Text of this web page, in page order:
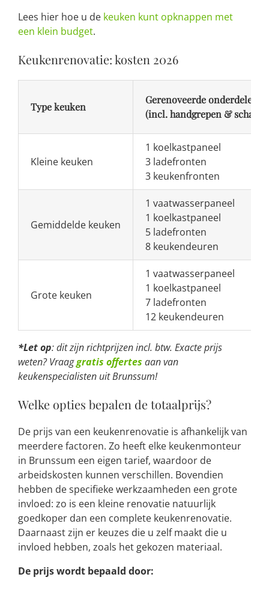
Lees hier hoe u de keuken kunt opknappen met
een klein budget.
Keukenrenovatie: kosten 2026
Type keuken
Gerenoveerde onderdelen
(incl. handgrepen &
Kleine keuken
1 koelkastpaneel
3 ladefronten
3 keukenfronten
Gemiddelde keuken
1 vaatwasserpaneel
1 koelkastpaneel
5 ladefronten
8 keukendeuren
Grote keuken
1 vaatwasserpaneel
1 koelkastpaneel
7 ladefronten
12 keukendeuren
*Let op: dit zijn richtprijzen incl. btw. Exacte prijs
weten? Vraaggratis offertes aan van
keukenspecialisten uit Brunssum!
Welke opties bepalen de totaalprijs?
De prijs van een keukenrenovatie is afhankelijk van
meerdere factoren. Zo heeft elke keukenmonteur
in Brunssum een eigen tarief, waardoor de
arbeidskosten kunnen verschillen. Bovendien
hebben de specifieke werkzaamheden een grote
invloed: zo is een kleine renovatie natuurlijk
goedkoper dan een complete keukenrenovatie.
Daarnaast zijn er keuzes die u zelf maakt die u
invloed hebben, zoals het gekozen materiaal.
De prijs wordt bepaald door: